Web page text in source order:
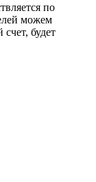
по
можем
будет